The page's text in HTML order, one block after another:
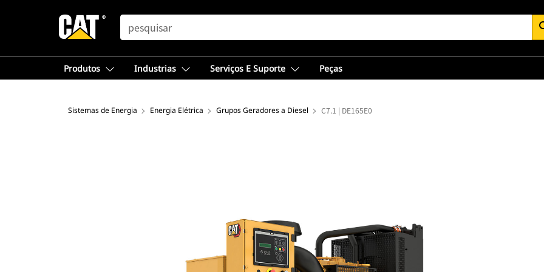
SEARCH
Produtos Industrias Serviços E Suporte Peças
Sistemas de Energia Energia Elétrica Grupos Geradores a Diesel C7.1 | DE165E0